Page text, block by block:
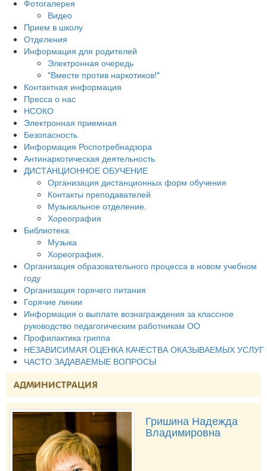
Фотогалерея
Видео
Прием в школу
Отделения
Информация для родителей
Электронная очередь
"Вместе против наркотиков!"
Контактная информация
Пресса о нас
НСОКО
Электронная приемная
Безопасность
Информация Роспотребнадзора
Антинаркотическая деятельность
ДИСТАНЦИОННОЕ ОБУЧЕНИЕ
Организация дистанционных форм обучения
Контакты преподавателей
Музыкальное отделение.
Хореография
Библиотека
Музыка
Хореография.
Организация образовательного процесса в новом учебном
году
Организация горячего питания
Горячие линии
Информация о выплате вознаграждения за классное
руководство педагогическим работникам ОО
Профилактика гриппа
НЕЗАВИСИМАЯ ОЦЕНКА КАЧЕСТВА ОКАЗЫВАЕМЫХ УСЛУГ
ЧАСТО ЗАДАВАЕМЫЕ ВОПРОСЫ
АДМИНИСТРАЦИЯ
Гришина Надежда
Владимировна